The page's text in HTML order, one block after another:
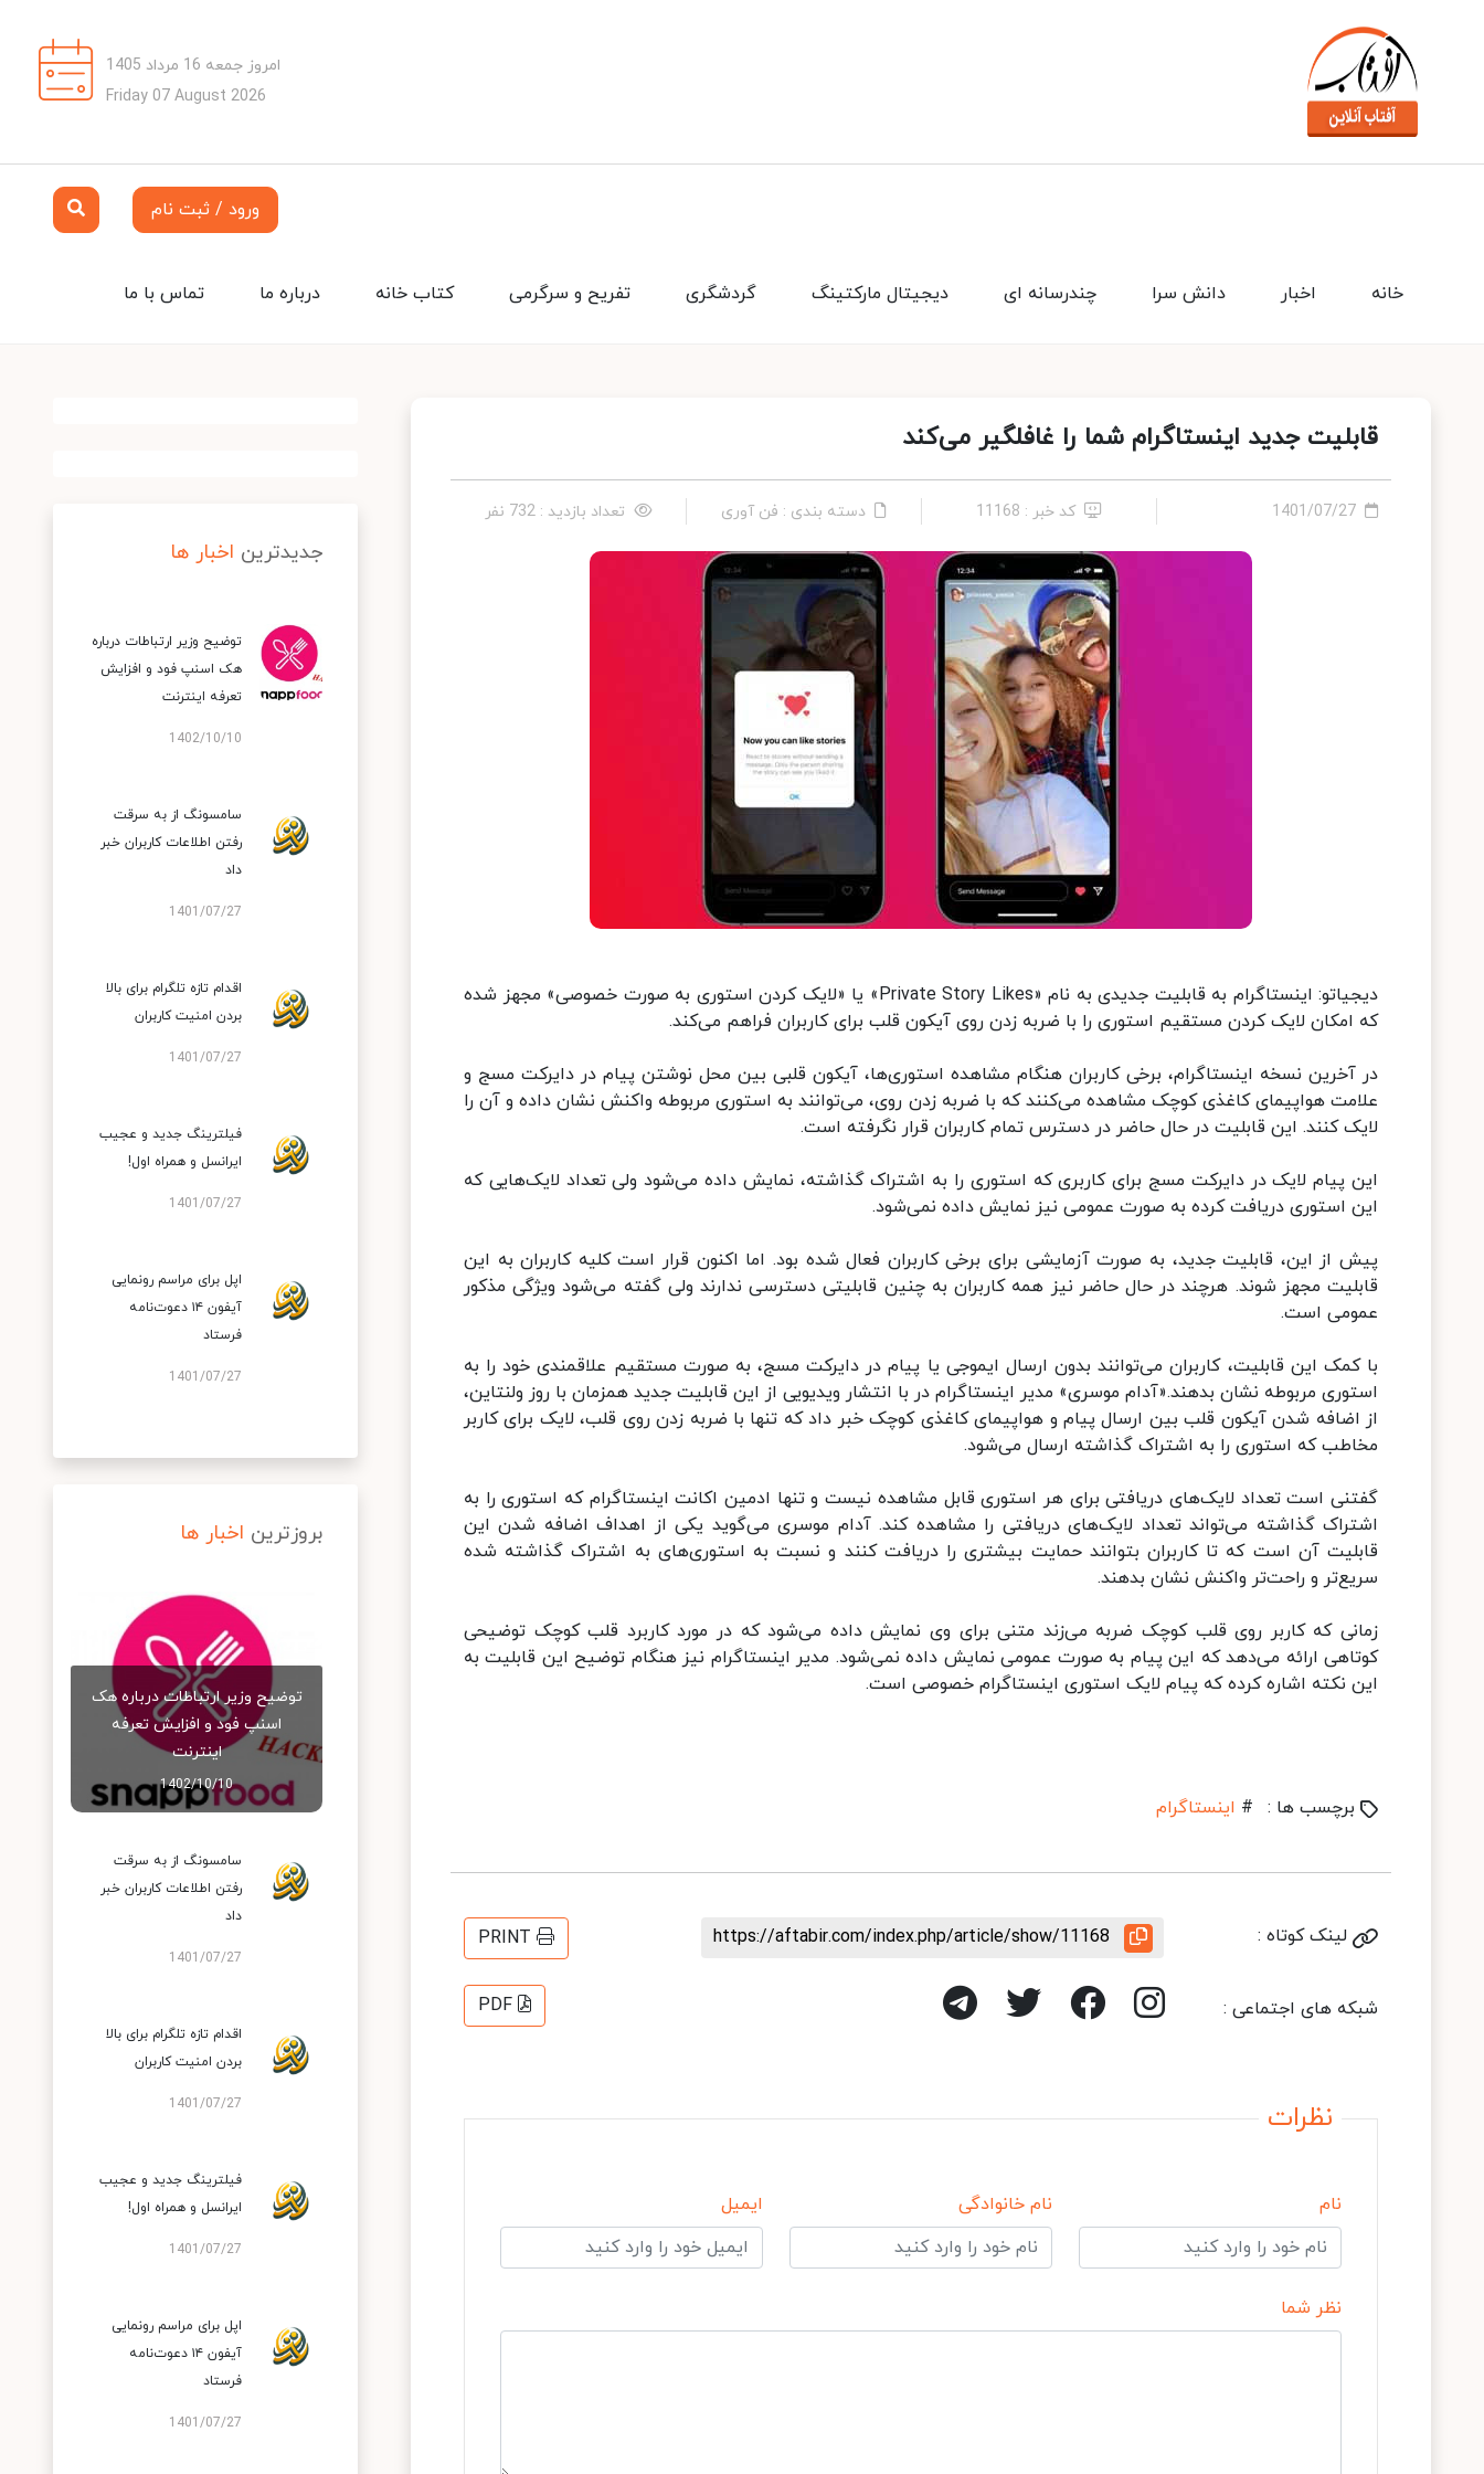
امروز جمعه 16 مرداد 1405
Friday 07 August 2026
ورود / ثبت نام
تماس با ما درباره ما کتاب خانه تفریح و سرگرمی گردشگری دیجیتال مارکتینگ چندرسانه ای دانش سرا اخبار خانه
قابلیت جدید اینستاگرام شما را غافلگیر می‌کند
1401/07/27 کد خبر : 11168 دسته بندی : فن آوری تعداد بازدید : 732 نفر
دیجیاتو: اینستاگرام به قابلیت جدیدی به نام «Private Story Likes» یا «لایک کردن استوری به صورت خصوصی» مجهز شده
که امکان لایک کردن مستقیم استوری را با ضربه زدن روی آیکون قلب برای کاربران فراهم می‌‌کند.
در آخرین نسخه اینستاگرام، برخی کاربران هنگام مشاهده استوری‌ها، آیکون قلبی بین محل نوشتن پیام در دایرکت مسج و
علامت هواپیمای کاغذی کوچک مشاهده می‌کنند که با ضربه زدن روی، می‌توانند به استوری مربوطه واکنش نشان داده و آن را
لایک کنند. این قابلیت در حال حاضر در دسترس تمام کاربران قرار نگرفته است.
این پیام لایک در دایرکت مسج برای کاربری که استوری را به اشتراک گذاشته، نمایش داده می‌شود ولی تعداد لایک‌هایی که
این استوری دریافت کرده به صورت عمومی نیز نمایش داده نمی‌شود.
پیش از این، قابلیت جدید، به صورت آزمایشی برای برخی کاربران فعال شده بود. اما اکنون قرار است کلیه کاربران به این
قابلیت مجهز شوند. هرچند در حال حاضر نیز همه کاربران به چنین قابلیتی دسترسی ندارند ولی گفته می‌شود ویژگی مذکور
عمومی است.
با کمک این قابلیت، کاربران می‌توانند بدون ارسال ایموجی یا پیام در دایرکت مسج، به صورت مستقیم علاقمندی خود را به
استوری مربوطه نشان بدهند.«آدام موسری» مدیر اینستاگرام در با انتشار ویدیویی از این قابلیت جدید همزمان با روز ولنتاین،
از اضافه شدن آیکون قلب بین ارسال پیام و هواپیمای کاغذی کوچک خبر داد که تنها با ضربه زدن روی قلب، لایک برای کاربر
مخاطب که استوری را به اشتراک گذاشته ارسال می‌شود.
گفتنی است تعداد لایک‌های دریافتی برای هر استوری قابل مشاهده نیست و تنها ادمین اکانت اینستاگرام که استوری را به
اشتراک گذاشته می‌تواند تعداد لایک‌های دریافتی را مشاهده کند. آدام موسری می‌گوید یکی از اهداف اضافه شدن این
قابلیت آن است که تا کاربران بتوانند حمایت بیشتری را دریافت کنند و نسبت به استوری‌های به اشتراک گذاشته شده
سریع‌تر و راحت‌تر واکنش نشان بدهند.
زمانی که کاربر روی قلب کوچک ضربه می‌زند متنی برای وی نمایش داده می‌شود که در مورد کاربرد قلب کوچک توضیحی
کوتاهی ارائه می‌دهد که این پیام به صورت عمومی نمایش داده نمی‌شود. مدیر اینستاگرام نیز هنگام توضیح این قابلیت به
این نکته اشاره کرده که پیام‌ لایک استوری اینستاگرام خصوصی است.
برچسب ها : # اینستاگرام
لینک کوتاه : https://aftabir.com/index.php/article/show/11168
PRINT
شبکه های اجتماعی : PDF
نظرات
نام نام خانوادگی ایمیل
نظر شما
جدیدترین اخبار ها
توضیح وزیر ارتباطات درباره
هک اسنپ‌ فود و افزایش
تعرفه اینترنت
1402/10/10
سامسونگ از به سرقت
رفتن اطلاعات کاربران خبر
داد
1401/07/27
اقدام تازه تلگرام برای بالا
بردن امنیت کاربران
1401/07/27
فیلترینگ جدید و عجیب
ایرانسل و همراه اول!
1401/07/27
اپل برای مراسم رونمایی
آیفون ۱۴ دعوت‌نامه
فرستاد
1401/07/27
بروزترین اخبار ها
توضیح وزیر ارتباطات درباره هک
اسنپ‌ فود و افزایش تعرفه
اینترنت
1402/10/10
سامسونگ از به سرقت
رفتن اطلاعات کاربران خبر
داد
1401/07/27
اقدام تازه تلگرام برای بالا
بردن امنیت کاربران
1401/07/27
فیلترینگ جدید و عجیب
ایرانسل و همراه اول!
1401/07/27
اپل برای مراسم رونمایی
آیفون ۱۴ دعوت‌نامه
فرستاد
1401/07/27